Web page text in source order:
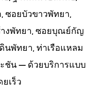
ซอยบัวขาวพัทยา,
งพัทยา, ซอยบุณย์กัญ
นพัทยา, ท่าเรือแหลม
ชัน — ด้วยบริการแบบ
เร็ว